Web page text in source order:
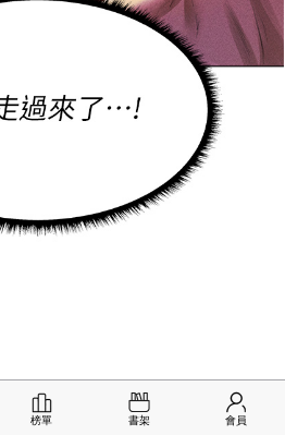
榜單 書架 會員